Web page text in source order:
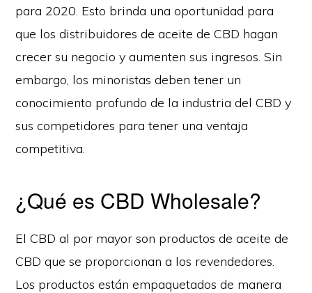
para 2020. Esto brinda una oportunidad para
que los distribuidores de aceite deCBD hagan
crecer su negocio y aumenten sus ingresos. Sin
embargo, los minoristas deben tener un
conocimiento profundo de la industria del CBD y
sus competidores para tener una ventaja
competitiva.
¿Qué es CBD Wholesale?
El CBD al por mayor son productos de aceite de
CBD que se proporcionan a los revendedores.
Los productos están empaquetados de manera